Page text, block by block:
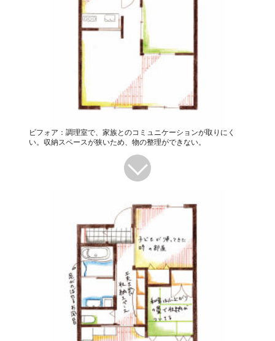
ビフォア：調理室で、家族とのコミュニケーションが取りにく
い。収納スペースが狭いため、物の整理ができない。